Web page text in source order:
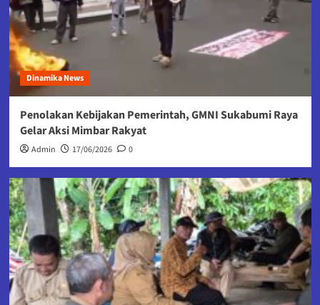
Dinamika News
Penolakan Kebijakan Pemerintah, GMNI Sukabumi Raya
Gelar Aksi Mimbar Rakyat
Admin 17/06/2026 0